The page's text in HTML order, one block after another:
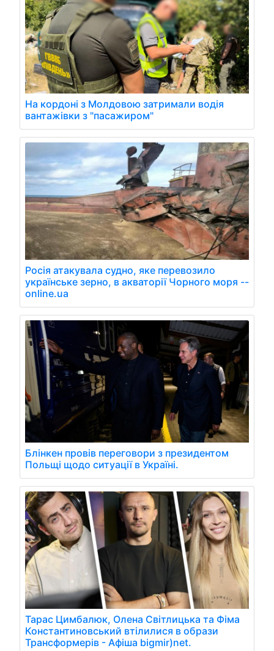
На кордоні з Молдовою затримали водія
вантажівки з "пасажиром"
Росія атакувала судно, яке перевозило
українське зерно, в акваторії Чорного моря --
online.ua
Блінкен провів переговори з президентом
Польщі щодо ситуації в Україні.
Тарас Цимбалюк, Олена Світлицька та Фіма
Константиновський втілилися в образи
Трансформерів - Афіша bigmir)net.